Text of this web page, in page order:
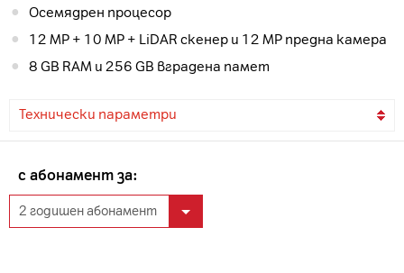
Осемядрен процесор
12 MP + 10 MP + LiDAR скенер и 12 MP предна камера
8 GB RAM и 256 GB вградена памет
Технически параметри
с абонамент за: